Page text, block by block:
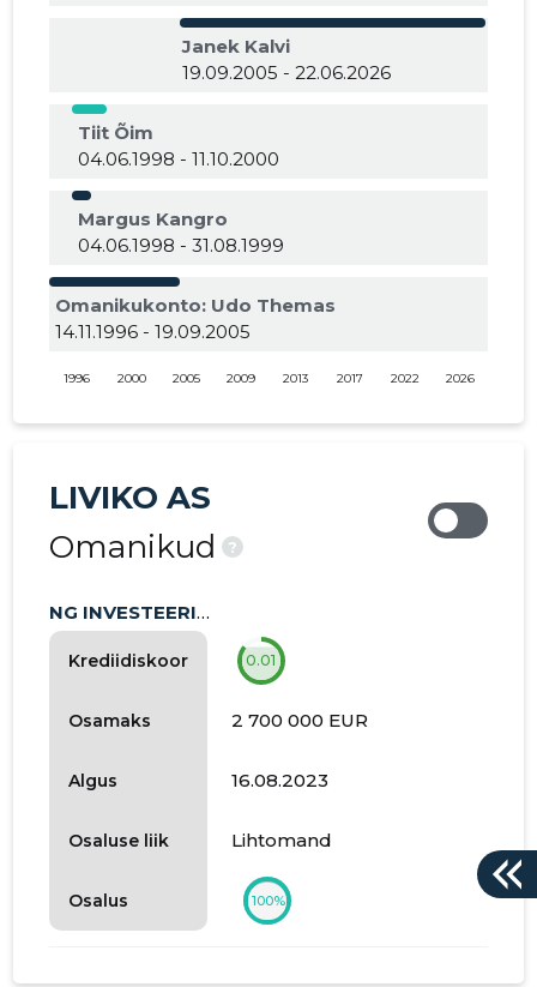
Janek Kalvi
19.09.2005 - 22.06.2026
Tiit Õim
04.06.1998 - 11.10.2000
Margus Kangro
04.06.1998 - 31.08.1999
Omanikukonto: Udo Themas
14.11.1996 - 19.09.2005
1996 2000 2005 2009 2013 2017 2022 2026
LIVIKO AS
Omanikud
?
Krediidiskoor
Osamaks
Algus
Osaluse liik
Osalus
NG INVESTEERINGUD OÜ
0.01
2 700 000 EUR
16.08.2023
Lihtomand
100%